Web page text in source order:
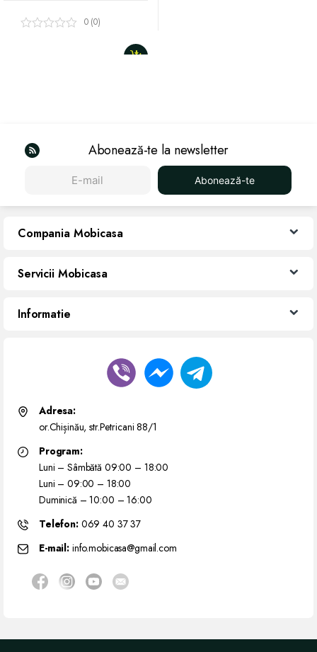
0 (0)
Abonează-te la newsletter
Abonează-te
Compania Mobicasa
Servicii Mobicasa
Informatie
Adresa:
or.Chișinău, str.Petricani 88/1
Program:
Luni – Sâmbătă 09:00 – 18:00
Luni – 09:00 – 18:00
Duminică – 10:00 – 16:00
Telefon: 069 40 37 37
E-mail: info.mobicasa@gmail.com